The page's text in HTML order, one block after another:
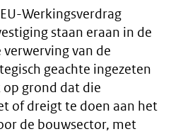
Werkingsverdrag
staan eraan in de
van de
geachte ingezeten
grond dat die
of dreigt te doen aan het
de bouwsector, met